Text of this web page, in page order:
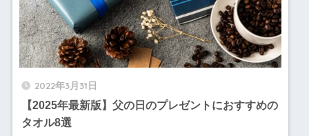
2022年3月31日
【2025年最新版】父の日のプレゼントにおすすめの
タオル8選